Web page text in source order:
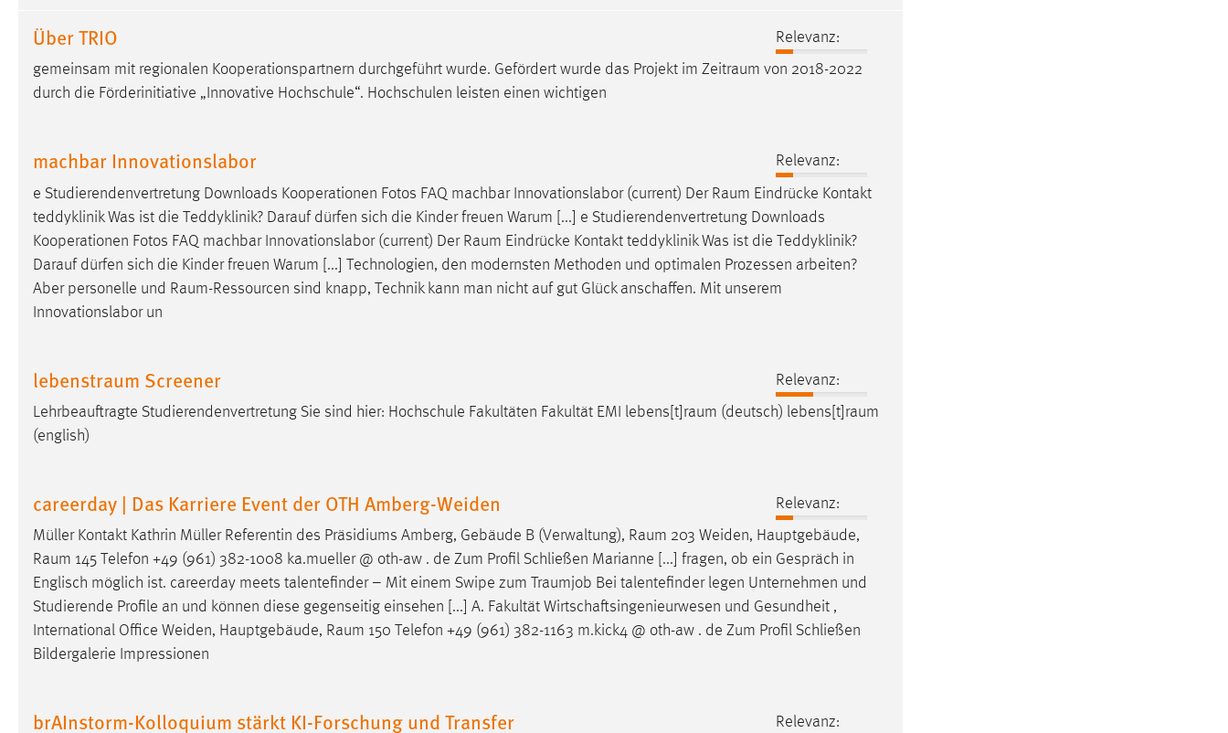
Über TRIO
Relevanz:
gemeinsam mit regionalen Kooperationspartnern durchgeführt wurde. Gefördert wurde das Projekt im Zeitraum von 2018-2022
durch die Förderinitiative „Innovative Hochschule“. Hochschulen leisten einen wichtigen
machbar Innovationslabor
Relevanz:
e Studierendenvertretung Downloads Kooperationen Fotos FAQ machbar Innovationslabor (current) Der Raum Eindrücke Kontakt
teddyklinik Was ist die Teddyklinik? Darauf dürfen sich die Kinder freuen Warum [...] e Studierendenvertretung Downloads
Kooperationen Fotos FAQ machbar Innovationslabor (current) Der Raum Eindrücke Kontakt teddyklinik Was ist die Teddyklinik?
Darauf dürfen sich die Kinder freuen Warum [...] Technologien, den modernsten Methoden und optimalen Prozessen arbeiten?
Aber personelle und Raum-Ressourcen sind knapp, Technik kann man nicht auf gut Glück anschaffen. Mit unserem
Innovationslabor un
lebenstraum Screener
Relevanz:
Lehrbeauftragte Studierendenvertretung Sie sind hier: Hochschule Fakultäten Fakultät EMI lebens[t]raum (deutsch) lebens[t]raum
(english)
careerday | Das Karriere Event der OTH Amberg-Weiden
Relevanz:
Müller Kontakt Kathrin Müller Referentin des Präsidiums Amberg, Gebäude B (Verwaltung), Raum 203 Weiden, Hauptgebäude,
Raum 145 Telefon +49 (961) 382-1008 ka.mueller @ oth-aw . de Zum Profil Schließen Marianne [...] fragen, ob ein Gespräch in
Englisch möglich ist. careerday meets talentefinder – Mit einem Swipe zum
Traumjob Bei talentefinder legen Unternehmen und
Studierende Profile an und können diese gegenseitig einsehen [...] A. Fakultät Wirtschaftsingenieurwesen und Gesundheit ,
International Office Weiden, Hauptgebäude, Raum 150 Telefon +49 (961) 382-1163 m.kick4 @ oth-aw . de Zum Profil Schließen
Bildergalerie Impressionen
brAInstorm-Kolloquium stärkt KI-Forschung und Transfer Relevanz:
Vimeo